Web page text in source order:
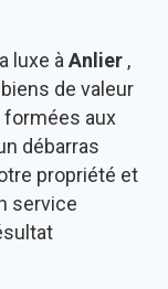
luxe àAnlier ,
de valeur
aux
débarras
propriété et
service